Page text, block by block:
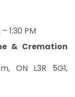
– 1:30 PM
& Cremation
ON L3R 5G1,